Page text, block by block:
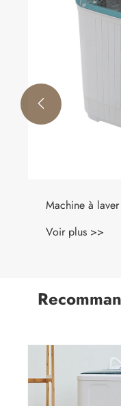
Machine à
Voir plus >>
